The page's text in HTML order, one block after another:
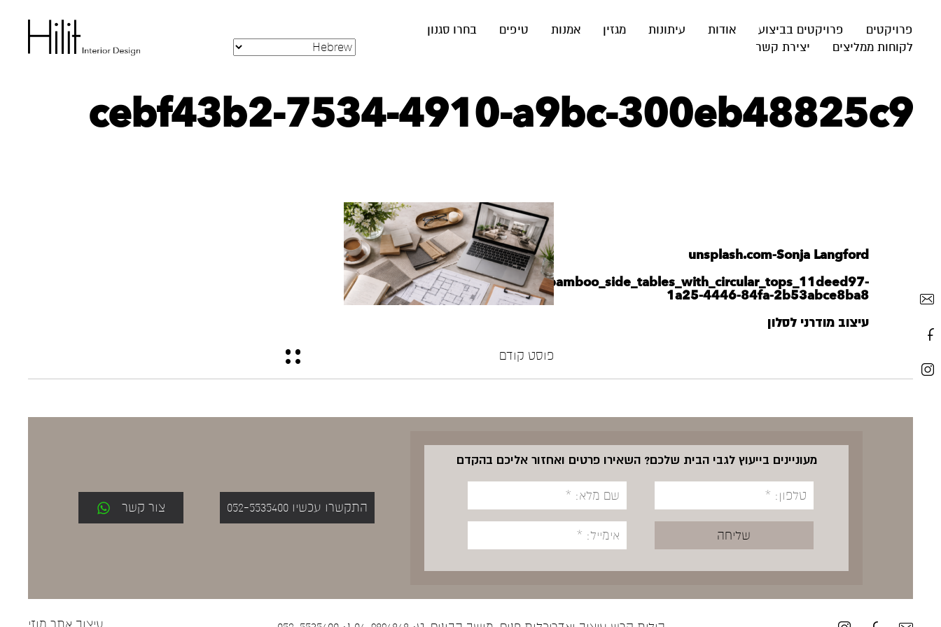
פרויקטים פרויקטים בביצוע אודות עיתונות מגזין אמנות טיפים
בחרו סגנון
לקוחות ממליצים
יצירת קשר
cebf43b2-7534-4910-a9bc-300eb48825c9
unsplash.com-Sonja Langford
karshhilit_A_set_of_three_bamboo_side_tables_with_circular_tops_11deed97-
1a25-4446-84fa-2b53abce8ba8
עיצוב מודרני לסלון
פוסט קודם
מעוניינים בייעוץ לגבי הבית שלכם? השאירו פרטים ואחזור אליכם בהקדם
התקשרו עכשיו 052-5535400 צור קשר